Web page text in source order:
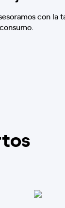
con la